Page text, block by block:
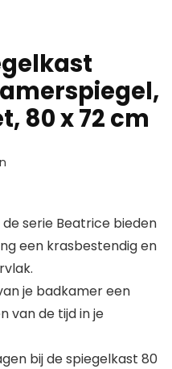
80 x 72 cm
serie Beatrice bieden
een krasbestendig en
je badkamer een
van de tijd in je
bij de spiegelkast 80